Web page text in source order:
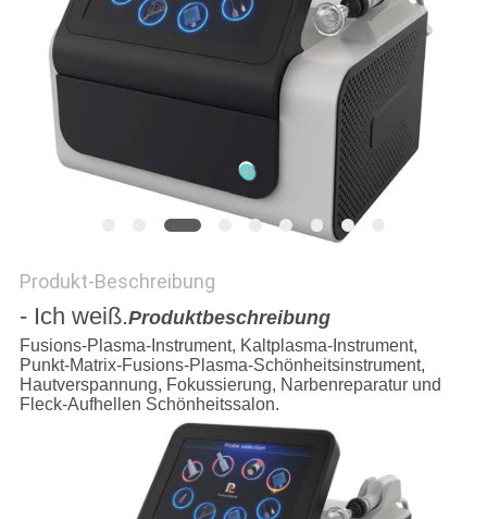
Produkt-Beschreibung
- Ich weiß.Produktbeschreibung
Fusions-Plasma-Instrument, Kaltplasma-Instrument,
Punkt-Matrix-Fusions-Plasma-Schönheitsinstrument,
Hautverspannung, Fokussierung, Narbenreparatur und
Fleck-Aufhellen Schönheitssalon.